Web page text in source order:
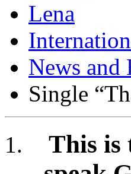
Lena
News and
Single
This is